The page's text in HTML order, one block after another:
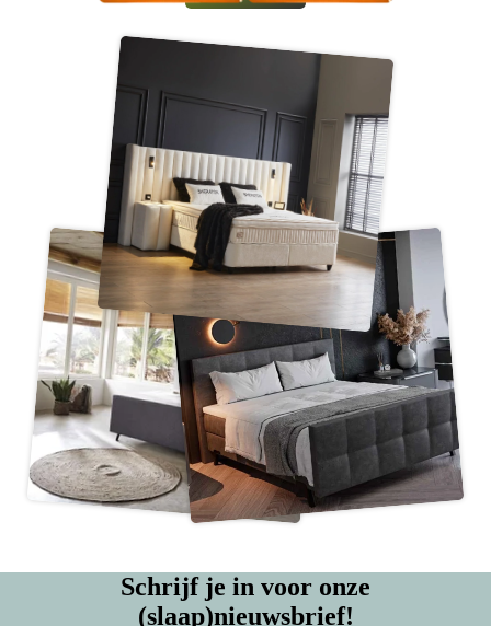
Schrijf je in voor onze
(slaap)nieuwsbrief!